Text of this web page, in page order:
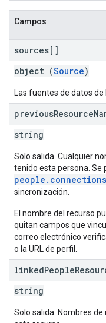
Campos
sources[]
object (Source)
Las fuentes de datos de
previousResource
string
Solo salida. Cualquier
tenido esta persona. Se
sincronización.
El nombre del recurso
quitan campos que
correo electrónico
o la URL de perfil.
linkedPeople
string
Solo salida. Nombres